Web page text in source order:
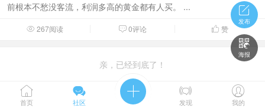
前根本不愁没客流，利润多高的黄金都有人买。 ...
 267阅读  0评论  赞
亲，已经到底了！

发布

海报

首页

社区
 
发现

我的